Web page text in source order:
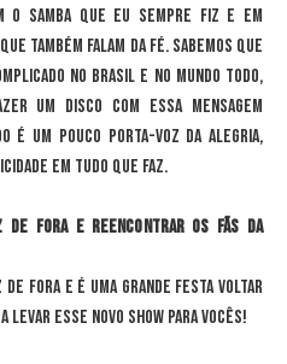
samba que eu sempre fiz e em
também falam da fé. Sabemos que
no Brasil e no mundo todo,
um disco com essa mensagem
é um pouco porta-voz da alegria,
em tudo que faz.
de Fora e reencontrar os fãs da
de Fora e é uma grande festa voltar
levar esse novo show para vocês!